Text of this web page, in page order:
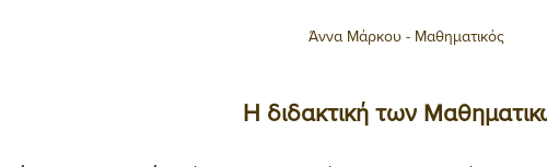
Άννα Μάρκου - Μαθηματικός
Η διδακτική των